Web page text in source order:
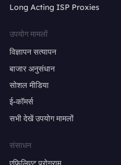
Long Acting ISP Proxies
उपयोग मामलों
विज्ञापन सत्यापन
बाजार अनुसंधान
सोशल मीडिया
ई-कॉमर्स
सभी देखें उपयोग मामलों
संसाधन